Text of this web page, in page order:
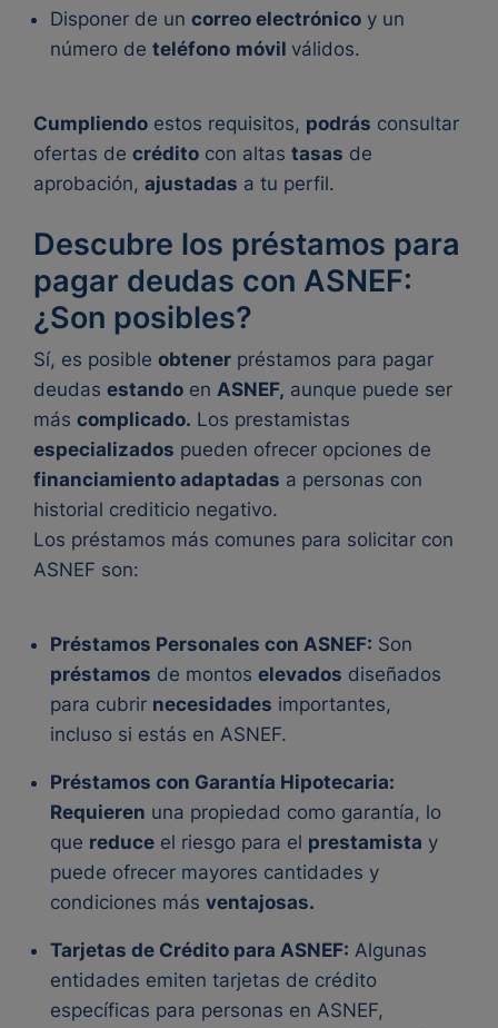
Disponer de un correo electrónico y un
número de teléfono móvil válidos.
Cumpliendo estos requisitos, podrás consultar
ofertas de crédito con altas tasas de
aprobación, ajustadas a tu perfil.
Descubre los préstamos para
pagar deudas con ASNEF:
¿Son posibles?
Sí, es posible obtener préstamos para pagar
deudas estando en ASNEF, aunque puede ser
más complicado. Los prestamistas
especializados pueden ofrecer opciones de
financiamiento adaptadas a personas con
historial crediticio negativo.
Los préstamos más comunes para solicitar con
ASNEF son:
Préstamos Personales con ASNEF: Son
préstamos de montos elevados diseñados
para cubrir necesidades importantes,
incluso si estás en ASNEF.
Préstamos con Garantía Hipotecaria:
Requieren una propiedad como garantía, lo
que reduce el riesgo para el prestamista y
puede ofrecer mayores cantidades y
condiciones más ventajosas.
Tarjetas de Crédito para ASNEF: Algunas
entidades emiten tarjetas de crédito
específicas para personas en ASNEF,